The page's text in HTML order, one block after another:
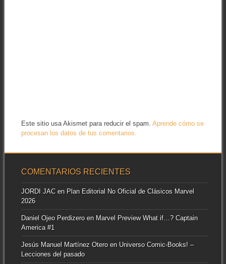
Este sitio usa Akismet para reducir el spam. Aprende cómo se
procesan los datos de tus comentarios.
COMENTARIOS RECIENTES
JORDI JACen Plan Editorial No Oficial de Clásicos Marvel
2026
Daniel Ojeo Perdizeroen Marvel Preview What if…? Captain
America #1
Jesús Manuel Martínez Oteroen Universo Comic-Books! –
Lecciones del pasado